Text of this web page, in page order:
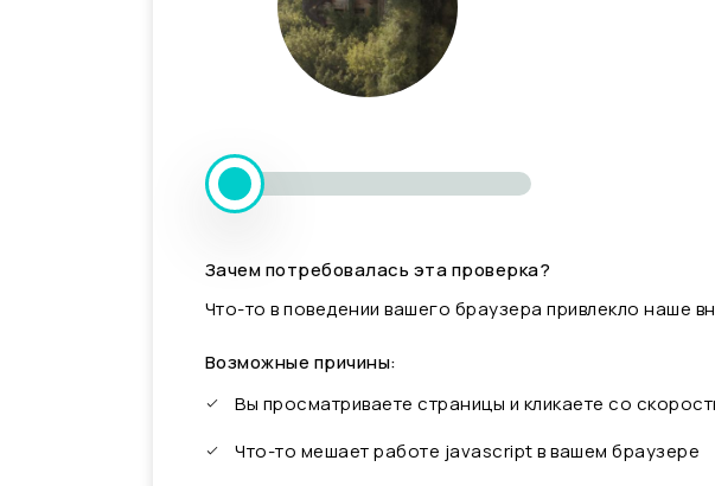
Зачем потребовалась эта проверка?
Что-то в поведении вашего браузера привлекло наше
Возможные причины:
Вы просматриваете страницы и кликаете со
Что-то мешает работе javascript в вашем браузере